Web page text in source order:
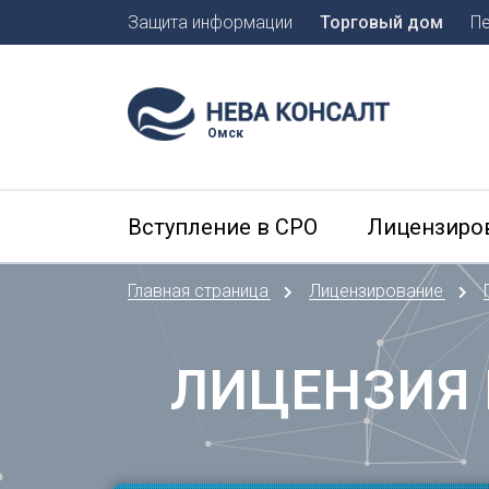
Б
Барнаул
Брянск
В
Защита информации Торговый дом
Омск
Вступление в СРО
Главная страница Лицензирование